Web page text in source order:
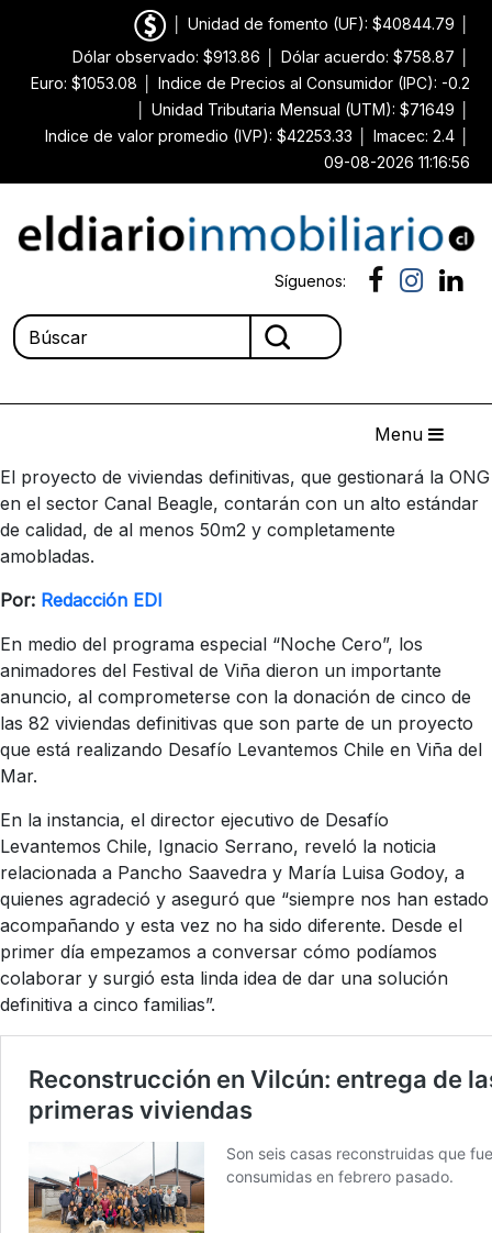
Unidad de fomento (UF): $40844.79
Dólar observado: $913.86
Dólar acuerdo: $758.87
Euro: $1053.08
Indice de Precios al Consumidor (IPC): -0.2
Unidad Tributaria Mensual (UTM): $71649
Indice de valor promedio (IVP): $42253.33
Imacec: 2.4
09-08-2026 11:16:56
Síguenos:
Menu
El proyecto de viviendas definitivas, que gestionará la ONG
en el sector Canal Beagle, contarán con un alto estándar
de calidad, de al menos 50m2 y completamente
amobladas.
Por: Redacción EDI
En medio del programa especial “Noche Cero”, los
animadores del Festival de Viña dieron un importante
anuncio, al comprometerse con la donación de cinco de
las 82 viviendas definitivas que son parte de un proyecto
que está realizando Desafío Levantemos Chile en Viña del
Mar.
En la instancia, el director ejecutivo de Desafío
Levantemos Chile, Ignacio Serrano, reveló la noticia
relacionada a Pancho Saavedra y María Luisa Godoy, a
quienes agradeció y aseguró que “siempre nos han estado
acompañando y esta vez no ha sido diferente. Desde el
primer día empezamos a conversar cómo podíamos
colaborar y surgió esta linda idea de dar una solución
definitiva a cinco familias”.